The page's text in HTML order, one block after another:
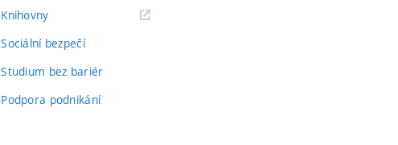
Knihovny(externí
Sociální bezpečí
Studium bez bariér
Podpora podnikání